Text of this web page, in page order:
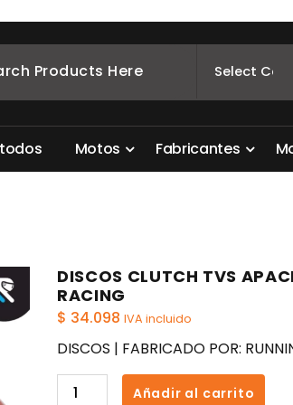
motos. Aquí está lo que necesitas
todos Motos Fabricantes M
DISCOS CLUTCH TVS
RACING
$ 34.098 IVA incluido
DISCOS | FABRICADO POR:
DISCOS
Añadir al carrito